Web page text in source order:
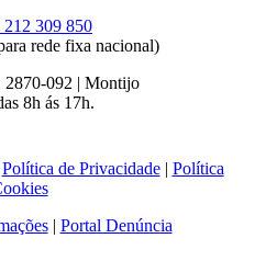
309 850
rede fixa nacional)
2870-092 | Montijo
8h ás 17h.
Política de Privacidade| Política
| Portal Denúncia